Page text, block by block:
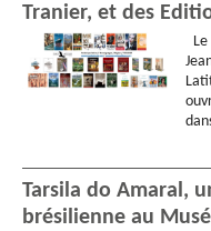
Tranier, et des
Tarsila do Amaral,
brésilienne au